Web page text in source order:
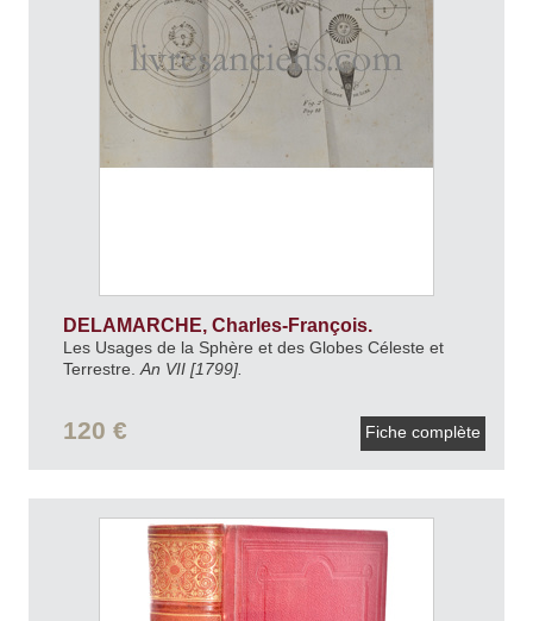
DELAMARCHE, Charles-François.
Les Usages de la Sphère et des Globes Céleste et
Terrestre. An VII [1799].
120 € Fiche complète